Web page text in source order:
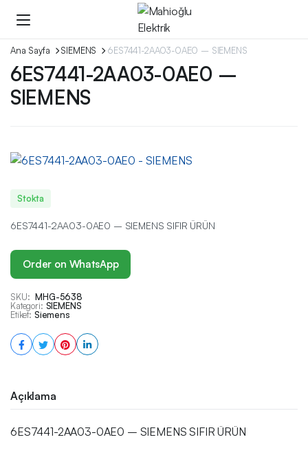
Ana Sayfa SIEMENS 6ES7441-2AA03-0AE0 – SIEMENS
6ES7441-2AA03-0AE0 –
SIEMENS
Stokta
6ES7441-2AA03-0AE0 – SIEMENS SIFIR ÜRÜN
Order on WhatsApp
SKU: MHG-5638
Kategori: SIEMENS
Etiket: Siemens
Açıklama
6ES7441-2AA03-0AE0 – SIEMENS SIFIR ÜRÜN